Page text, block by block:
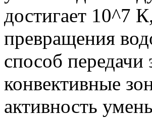
достигает 10^7
превращения
способ
конвективные
активность